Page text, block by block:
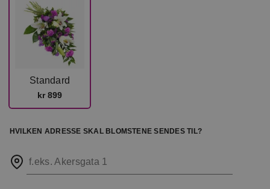
Standard
kr 899
HVILKEN ADRESSE SKAL BLOMSTENE SENDES TIL?
f.eks. Akersgata 1